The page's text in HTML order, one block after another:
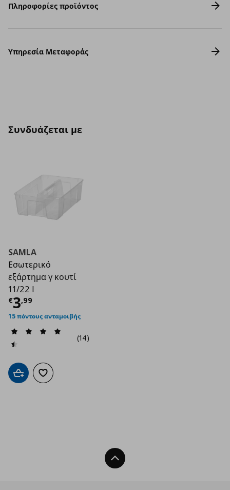
Πληροφορίες προϊόντος
Υπηρεσία Μεταφοράς
Συνδυάζεται με
SAMLA
Εσωτερικό
εξάρτημα γ κουτί
11/22 l
€3,99
Τρέχουσα τιμή
15 πόντους ανταμοιβής
(14)
Προσθήκη στο καλάθι
Προσθήκη στα αγαπημένα
Back To Top